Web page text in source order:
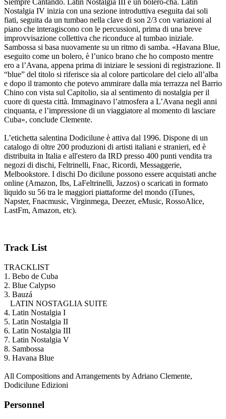
Nostalgia IV inizia con una sezione introduttiva eseguita dai soli
fiati, seguita da un tumbao nella clave di son 2/3 con variazioni al
piano che interagiscono con le percussioni, prima di una breve
improvvisazione collettiva che riconduce al tumbao iniziale.
Sambossa si basa nuovamente su un ritmo di samba. «Havana Blue,
eseguito come un bolero, è l’unico brano che ho composto mentre
ero a l’Avana, appena prima di iniziare le sessioni di registrazione. Il
“blue” del titolo si riferisce sia al colore particolare del cielo all’alba
e dopo il tramonto che potevo ammirare dalla mia terrazza nel Barrio
Chino con vista sul Capitolio, sia al sentimento di nostalgia per il
cuore di questa città. Immaginavo l’atmosfera a L’Avana negli anni
cinquanta, e l’impressione di un viaggiatore al momento di lasciare
Cuba», conclude Clemente.
L’etichetta salentina Dodicilune è attiva dal 1996. Dispone di un
catalogo di oltre 200 produzioni di artisti italiani e stranieri, ed è
distribuita in Italia e all'estero da IRD presso 400 punti vendita tra
negozi di dischi, Feltrinelli, Fnac, Ricordi, Messaggerie,
Melbookstore. I dischi Do dicilune possono essere acquistati anche
online (Amazon, Ibs, LaFeltrinelli, Jazzos) o scaricati in formato
liquido su 56 tra le maggiori piattaforme del mondo (iTunes,
Napster, Fnacmusic, Virginmega, Deezer, eMusic, RossoAlice,
LastFm, Amazon, etc).
Track List
TRACKLIST
1. Bebo de Cuba
2. Blue Calypso
3. Bauzá
LATIN NOSTAGLIA SUITE
4. Latin Nostalgia I
5. Latin Nostalgia II
6. Latin Nostalgia III
7. Latin Nostalgia V
8. Sambossa
9. Havana Blue
All Compositions and Arrangements by Adriano Clemente,
Dodicilune Edizioni
Personnel